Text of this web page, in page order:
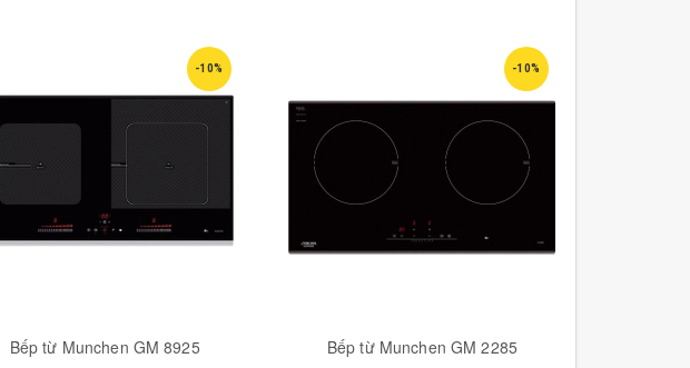
-10%
Bếp từ Munchen GM 8925
-10%
Bếp từ Munchen GM 2285